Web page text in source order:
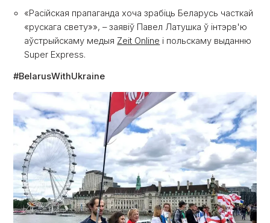
«Расійская прапаганда хоча зрабіць Беларусь часткай
«рускага свету»», – заявіў Павел Латушка ў інтэрв'ю
аўстрыйскаму медыя Zeit Online і польскаму выданню
Super Express.
#BelarusWithUkraine